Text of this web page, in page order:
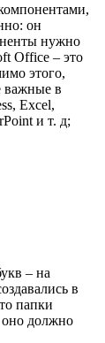
он
нужно
Office – это
этого,
важные в
Excel,
и т. д;
– на
в
папки
оно должно